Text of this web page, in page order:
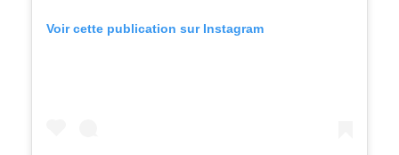
Voir cette publication sur Instagram